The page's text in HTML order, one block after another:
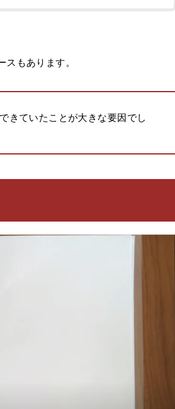
もあります。
きていたことが大きな要因でし